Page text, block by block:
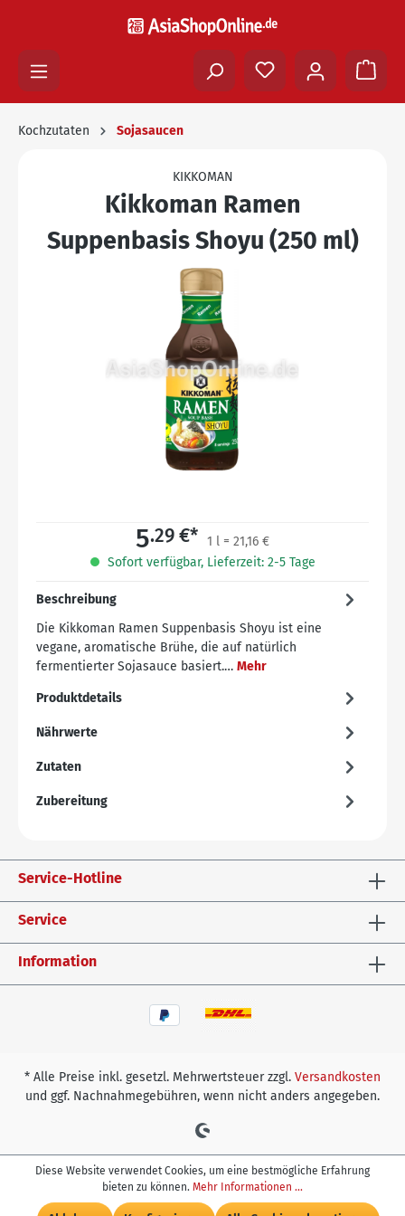
Kochzutaten Sojasaucen
KIKKOMAN
Kikkoman Ramen
Suppenbasis Shoyu (250 ml)
5.29 €* 1 l = 21,16 €
Sofort verfügbar, Lieferzeit: 2-5 Tage
Beschreibung
Die Kikkoman Ramen Suppenbasis Shoyu ist eine
vegane, aromatische Brühe, die auf natürlich
fermentierter Sojasauce basiert.… Mehr
Produktdetails
Nährwerte
Zutaten
Zubereitung
Service-Hotline
Service
Information
* Alle Preise inkl. gesetzl. Mehrwertsteuer zzgl. Versandkosten
und ggf. Nachnahmegebühren, wenn nicht anders angegeben.
Diese Website verwendet Cookies, um eine bestmögliche Erfahrung
bieten zu können. Mehr Informationen ...